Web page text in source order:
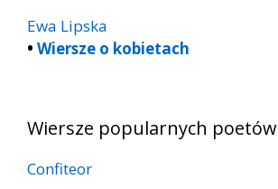
Ewa Lipska
• Wiersze o kobietach
Wiersze popularnych poetów
Confiteor